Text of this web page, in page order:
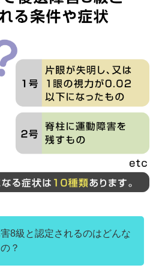
8級と認定されるのはどんな
？